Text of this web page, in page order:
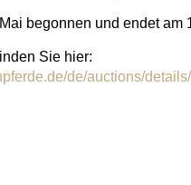
begonnen und endet
Sie hier:
de/auctions/